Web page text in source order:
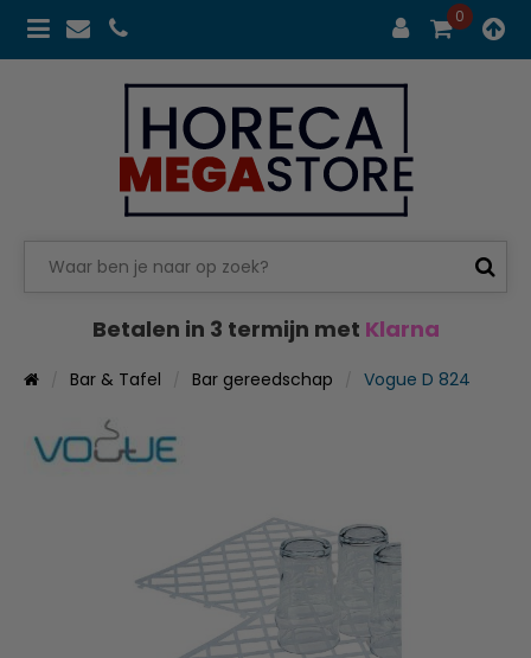
0
Betalen in 3 termijn met Klarna
Bar & Tafel Bar gereedschap Vogue D 824